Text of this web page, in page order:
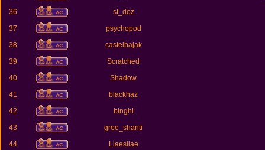
36
st_doz
37
psychopod
38
castelbajak
39
Scratched
40
Shadow
41
blackhaz
42
binghi
43
gree_shanti
44
Liaesliae